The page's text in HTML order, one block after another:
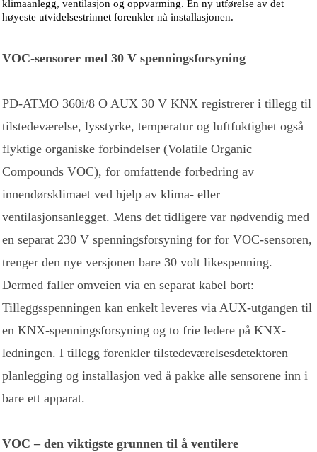
klimaanlegg, ventilasjon og oppvarming. En ny utførelse av det
høyeste utvidelsestrinnet forenkler nå installasjonen.
VOC-sensorer med 30 V spenningsforsyning
PD-ATMO 360i/8 O AUX 30 V KNX registrerer i tillegg til
tilstedeværelse, lysstyrke, temperatur og luftfuktighet også
flyktige organiske forbindelser (Volatile Organic
Compounds VOC), for omfattende forbedring av
innendørsklimaet ved hjelp av klima- eller
ventilasjonsanlegget. Mens det tidligere var nødvendig med
en separat 230 V spenningsforsyning for for VOC-sensoren,
trenger den nye versjonen bare 30 volt likespenning.
Dermed faller omveien via en separat kabel bort:
Tilleggsspenningen kan enkelt leveres via AUX-utgangen til
en KNX-spenningsforsyning og to frie ledere på KNX-
ledningen. I tillegg forenkler tilstedeværelsesdetektoren
planlegging og installasjon ved å pakke alle sensorene inn i
bare ett apparat.
VOC – den viktigste grunnen til å ventilere